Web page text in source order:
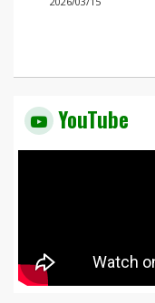
YouTube